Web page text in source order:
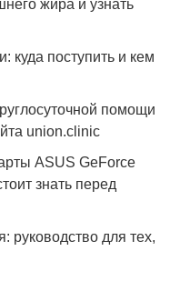
жира и узнать
куда поступить и кем
помощи
union.clinic
ASUS GeForce
знать перед
руководство для тех,